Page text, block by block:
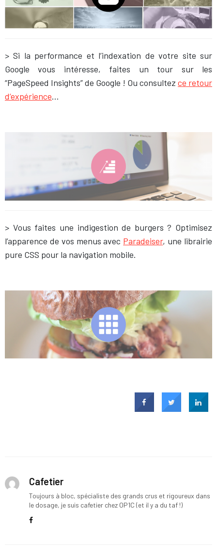
> Si la performance et l’indexation de votre site sur
Google vous intéresse, faites un tour sur les
“PageSpeed Insights” de Google ! Ou consultez ce retour
d’expérience…
> Vous faites une indigestion de burgers ? Optimisez
l’apparence de vos menus avec Paradeiser, une librairie
pure CSS pour la navigation mobile.
Cafetier
Toujours à bloc, spécialiste des grands crus et rigoureux dans
le dosage, je suis cafetier chez OP1C (et il y a du taf !)